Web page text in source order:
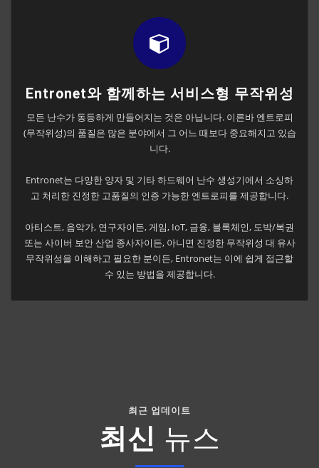
Entronet와 함께하는 서비스형 무작위성
모든 난수가 동등하게 만들어지는 것은 아닙니다. 이른바 엔트로피
(무작위성)의 품질은 많은 분야에서 그 어느 때보다 중요해지고 있습
니다.
Entronet는 다양한 양자 및 기타 하드웨어 난수 생성기에서 소싱하
고 처리한 진정한 고품질의 인증 가능한 엔트로피를 제공합니다.
아티스트, 음악가, 연구자이든, 게임, IoT, 금융, 블록체인, 도박/복권
또는 사이버 보안 산업 종사자이든, 아니면 진정한 무작위성 대 유사
무작위성을 이해하고 필요한 분이든, Entronet는 이에 쉽게 접근할
수 있는 방법을 제공합니다.
최근 업데이트
최신 뉴스